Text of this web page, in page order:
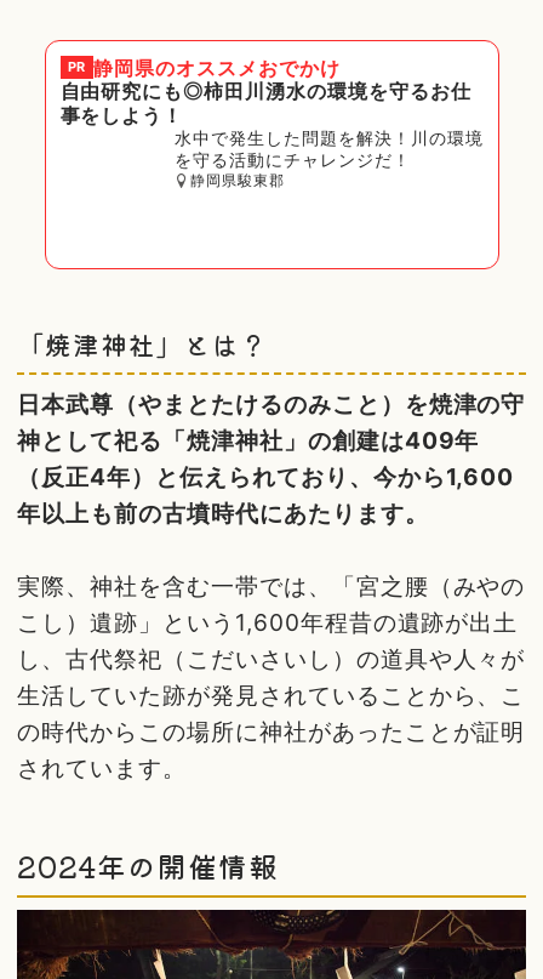
PR 静岡県のオススメおでかけ
自由研究にも◎柿田川湧水の環境を守るお仕
事をしよう！
水中で発生した問題を解決！川の環境
を守る活動にチャレンジだ！
静岡県駿東郡
「焼津神社」とは？
日本武尊（やまとたけるのみこと）を焼津の守
神として祀る「焼津神社」の創建は409年
（反正4年）と伝えられており、今から1,600
年以上も前の古墳時代にあたります。
実際、神社を含む一帯では、「宮之腰（みやの
こし）遺跡」という1,600年程昔の遺跡が出土
し、古代祭祀（こだいさいし）の道具や人々が
生活していた跡が発見されていることから、こ
の時代からこの場所に神社があったことが証明
されています。
2024年の開催情報